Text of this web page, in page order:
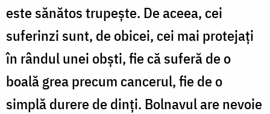
este sănătos trupește. De aceea, cei
suferinzi sunt, de obicei, cei mai protejați
în rândul unei obști, fie că suferă de o
boală grea precum cancerul, fie de o
simplă durere de dinți. Bolnavul are nevoie